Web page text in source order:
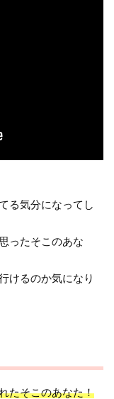
る気分になってし
ったそこのあな
けるのか気になり
たそこのあなた！